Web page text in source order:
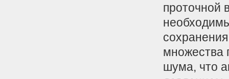
проточной
множества
шума, что